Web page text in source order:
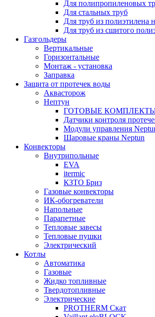
Для полипропиленовых
Для стальных труб
Для труб из полиэтилена
Для труб из сшитого
Газгольдеры
Вертикальные
Горизонтальные
Монтаж - установка
Заправка
Защита от протечек воды
Аквасторож
Нептун
ГОТОВЫЕ
Датчики контроля
Модули управления
Шаровые краны Neptun
Конвекторы
Внутрипольные
EVA
itermic
КЗТО Бриз
Газовые конвекторы
ИК-обогреватели
Напольные
Парапетные
Тепловые завесы
Тепловые пушки
Электрический
Котлы
Автоматика
Газовые
Жидко топливные
Твердотопливные
Электрические
PROTHERM Скат